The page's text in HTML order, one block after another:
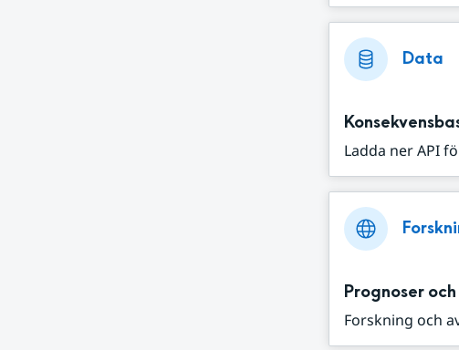
Data
Ladda ner API
Prognoser
Forskning och